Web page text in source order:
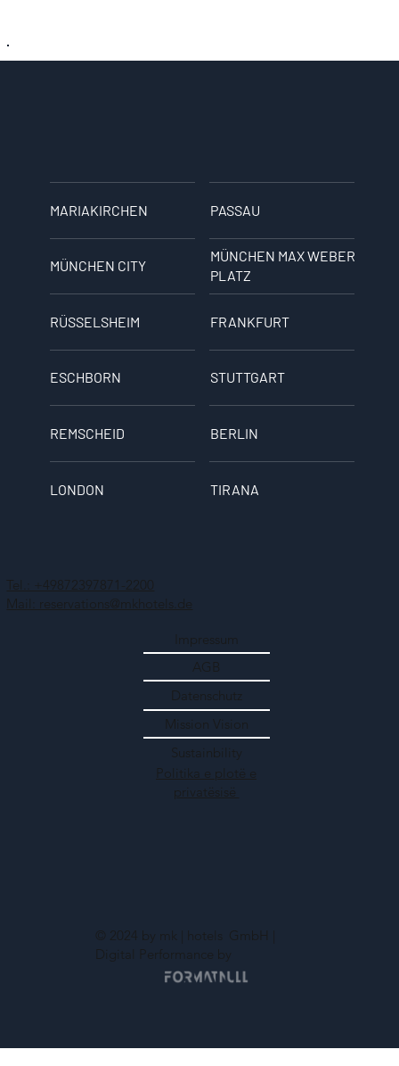
Impressum
AGB
Datenschutz
Mission Vision
Sustainbility
Politika e plotë e
privatësisë
© 2024 by mk | hotels GmbH |
Digital Performance by
MARIAKIRCHEN PASSAU
MÜNCHEN CITY
MÜNCHEN MAX WEBER
PLATZ
RÜSSELSHEIM FRANKFURT
ESCHBORN STUTTGART
REMSCHEID BERLIN
LONDON TIRANA
Tel.: +49872397871-2200
Mail: reservations@mkhotels.de